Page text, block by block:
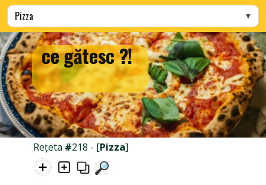
Alege categoria
ce gătesc ?!
Rețeta #218 - [Pizza]